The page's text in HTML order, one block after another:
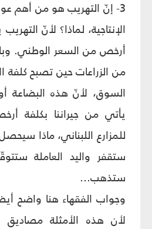
3- إنّ التهريب هو من أهم
الإنتاجية، لماذا؟ لأنّ
أرخص من السعر الوطني.
من الزراعات حين تصبح كلفة
السوق، لأنّ هذه البضاعة
يأتي من جيراننا بكلفة
للمزارع اللبناني، ماذا
ستقفر واليد العاملة
ستذهب...
وجواب الفقهاء هنا واضح
لأن هذه الأمثلة مصاديق